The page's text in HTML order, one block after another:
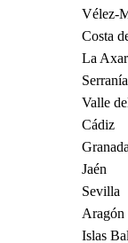
Vélez-
Costa
La
Valle
Cádiz
Granada
Jaén
Sevilla
Aragón
Islas